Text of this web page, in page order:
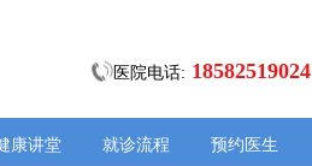
医院电话: 18582519024
康讲堂 就诊流程 预约医生